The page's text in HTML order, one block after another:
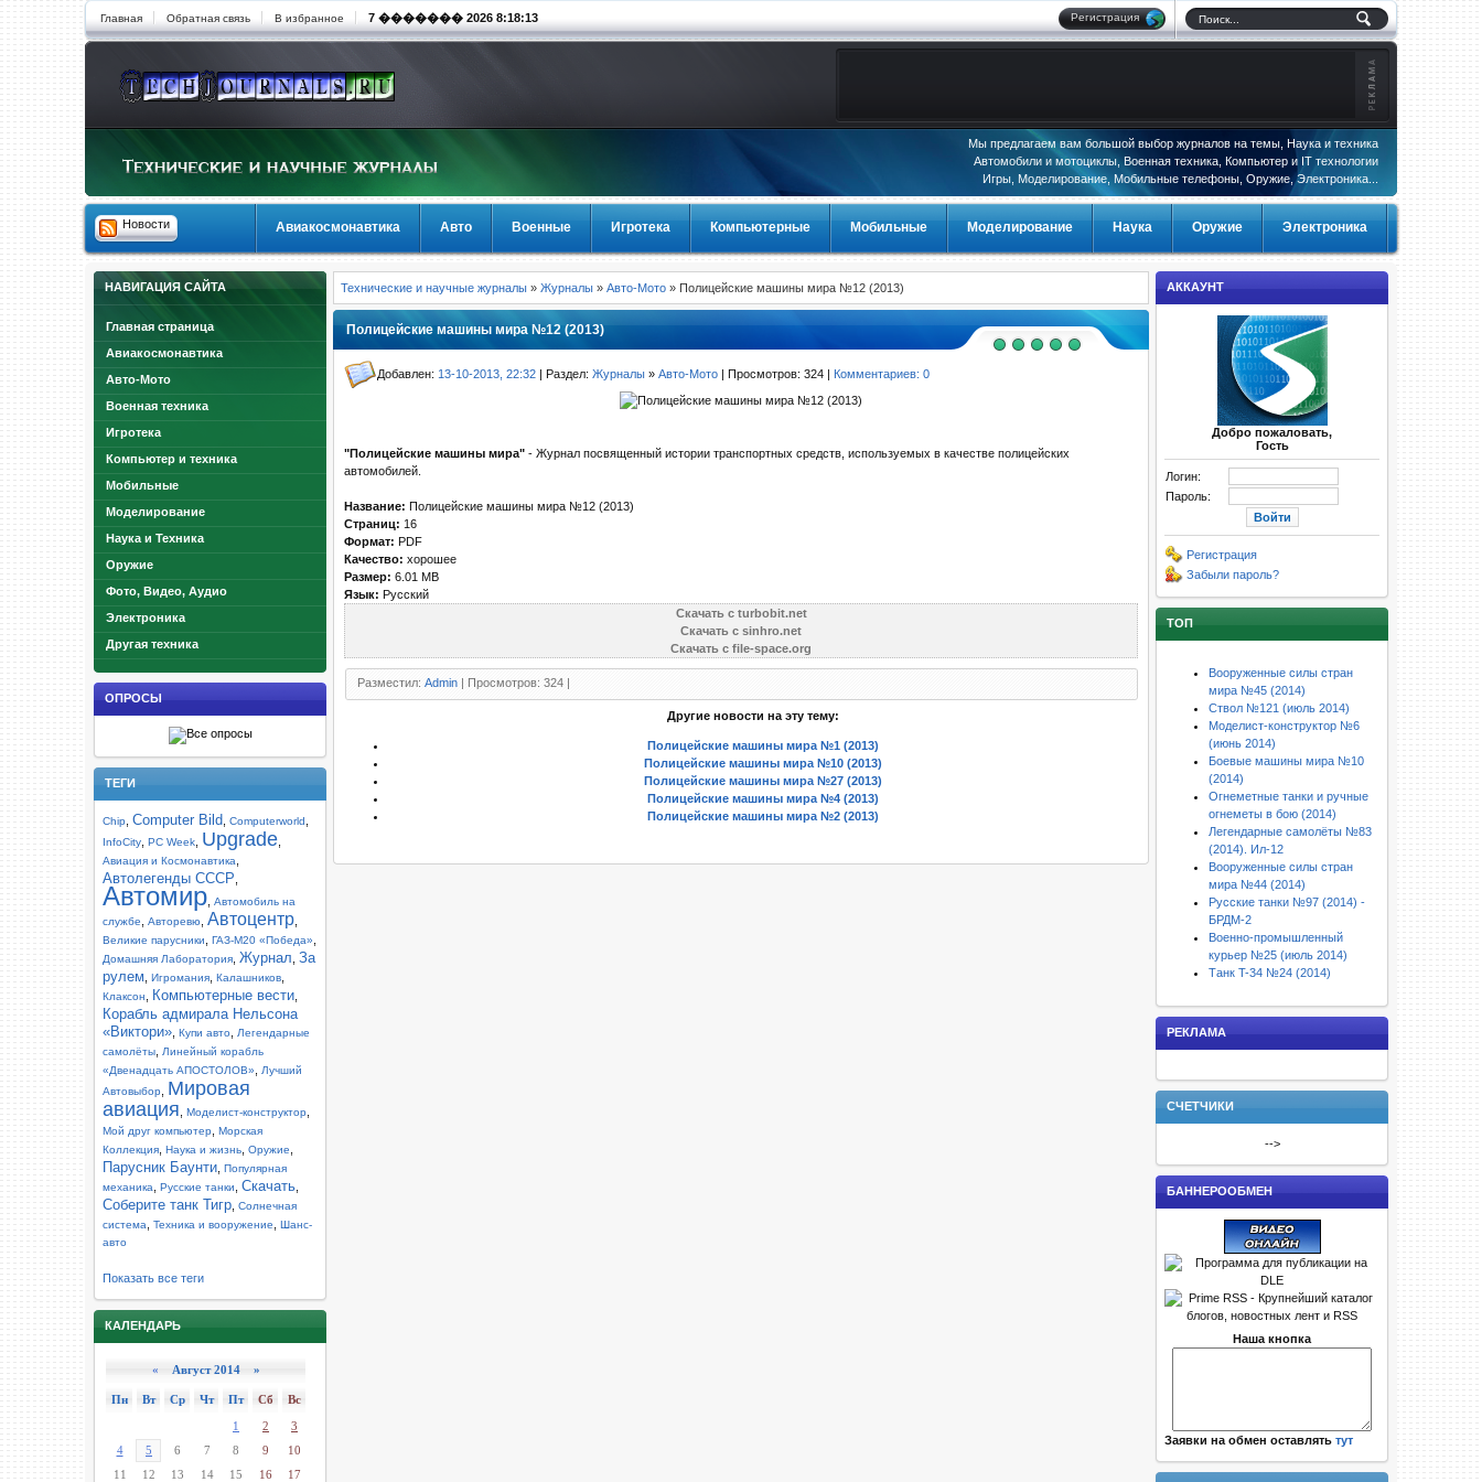
Главная Обратная связь В избранное 7 ������� 2026 8:18:13 Регистрация
Мы предлагаем вам большой выбор журналов на темы, Наука и техника
Автомобили и мотоциклы, Военная техника, Компьютер и IT технологии
Игры, Моделирование, Мобильные телефоны, Оружие, Электроника...
Новости Авиакосмонавтика Авто Военные Игротека Компьютерные Мобильные Моделирование Наука Оружие Электроника
НАВИГАЦИЯ САЙТА
Главная страница
Авиакосмонавтика
Авто-Мото
Военная техника
Игротека
Компьютер и техника
Мобильные
Моделирование
Наука и Техника
Оружие
Фото, Видео, Аудио
Электроника
Другая техника
ОПРОСЫ
ТЕГИ
Chip Computer Bild Computerworld
InfoCity PC Week Upgrade
Авиация и Космонавтика
Автолегенды СССР
Автомир Автомобиль на
службе
Авторевю Автоцентр
Великие парусники ГАЗ-М20 «Победа»
Домашняя Лаборатория Журнал За
рулем
Игромания Калашников
Клаксон Компьютерные вести
Корабль адмирала Нельсона
«Виктори» Купи авто
Легендарные
самолёты
Линейный корабль
«Двенадцать АПОСТОЛОВ»
Лучший
Автовыбор
Мировая
авиация
Моделист-конструктор
Мой друг компьютер Морская
Коллекция Наука и жизнь Оружие
Парусник Баунти Популярная
механика
Русские танки Скачать
Соберите танк Тигр Солнечная
система
Техника и вооружение
Шанс-
авто
Показать все теги
КАЛЕНДАРЬ
« Август 2014 »
Пн Вт Ср Чт Пт Сб
Вс
1
2
3
4
5 6 7 8 9
10
11
12 13 14 15 16 17
Технические и научные журналы » Журналы » Авто-Мото » Полицейские машины мира №12 (2013)
Полицейские машины мира №12 (2013)
Добавлен: 13-10-2013, 22:32 | Раздел: Журналы » Авто-Мото | Просмотров: 324 | Комментариев: 0
"Полицейские машины мира" - Журнал посвященный истории транспортных средств, используемых в качестве полицейских
автомобилей.
Название: Полицейские машины мира №12 (2013)
Страниц: 16
Формат: PDF
Качество: хорошее
Размер: 6.01 MB
Язык: Русский
Скачать с turbobit.net
Скачать с sinhro.net
Скачать с file-space.org
Разместил: Admin | Просмотров: 324 |
Другие новости на эту тему:
Полицейские машины мира №1 (2013)
Полицейские машины мира №10 (2013)
Полицейские машины мира №27 (2013)
Полицейские машины мира №4 (2013)
Полицейские машины мира №2 (2013)
АККАУНТ
Добро пожаловать,
Гость
Логин:
Пароль:
Регистрация
Забыли пароль?
ТОП
Вооруженные силы стран
мира №45 (2014)
Ствол №121 (июль 2014)
Моделист-конструктор №6
(июнь 2014)
Боевые машины мира №10
(2014)
Огнеметные танки и ручные
огнеметы в бою (2014)
Легендарные самолёты №83
(2014). Ил-12
Вооруженные силы стран
мира №44 (2014)
Русские танки №97 (2014) -
БРДМ-2
Военно-промышленный
курьер №25 (июль 2014)
Танк T-34 №24 (2014)
РЕКЛАМА
СЧЕТЧИКИ
-->
БАННЕРООБМЕН
Наша кнопка
Заявки на обмен оставлять тут